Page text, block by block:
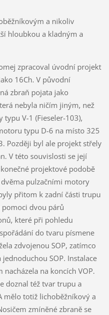
a nikoliv
hloubkou a kladným a
zpracoval úvodní projekt
16Ch. V původní
zbraň pojata jako
nebyla ničím jiným, než
typu V-1 (Fieseler-103),
typu D-6 na místo 325
Později byl ale projekt střely
V této souvislosti se její
projektové podobě
pulzačními motory
přitom k zadní části trupu
pomoci dvou párů
které při pohledu
do tvaru písmene
zdvojenou SOP, zatímco
SOP. Instalace
na koncích VOP.
doznal též tvar trupu a
mělo totiž lichoběžníkový a
zmíněné zbraně se